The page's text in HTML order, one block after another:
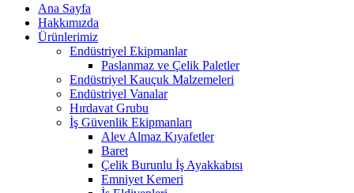
Ana Sayfa
Hakkımızda
Ürünlerimiz
Endüstriyel Ekipmanlar
Paslanmaz ve Çelik Paletler
Endüstriyel Kauçuk Malzemeleri
Endüstriyel Vanalar
Hırdavat Grubu
İş Güvenlik Ekipmanları
Alev Almaz Kıyafetler
Baret
Çelik Burunlu İş Ayakkabısı
Emniyet Kemeri